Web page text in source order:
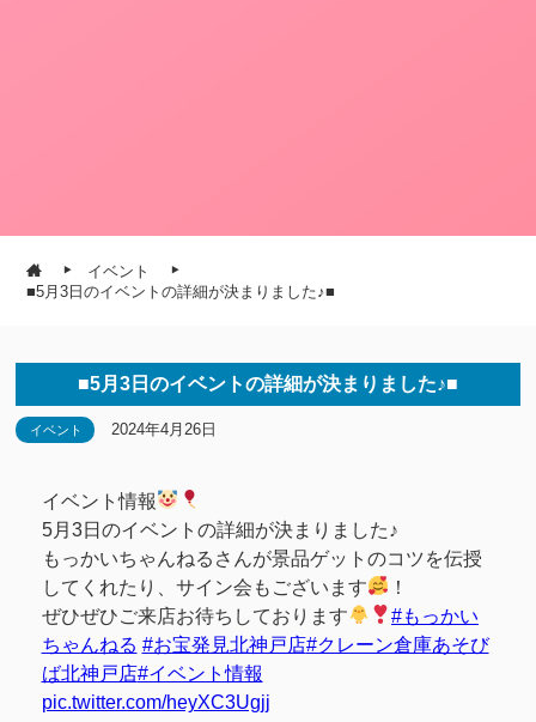
イベント
■5月3日のイベントの詳細が決まりました♪■
■5月3日のイベントの詳細が決まりました♪■
イベント 2024年4月26日
イベント情報
5月3日のイベントの詳細が決まりました♪
もっかいちゃんねるさんが景品ゲットのコツを伝授
してくれたり、サイン会もございます
！
ぜひぜひご来店お待ちしております
#もっかい
ちゃんねる #お宝発見北神戸店#クレーン倉庫あそび
ば北神戸店#イベント情報
pic.twitter.com/heyXC3Ugjj